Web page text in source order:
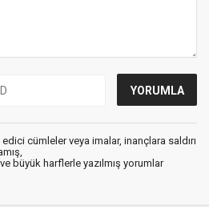
cümleler veya imalar, inançlara saldırı
büyük harflerle yazılmış yorumlar